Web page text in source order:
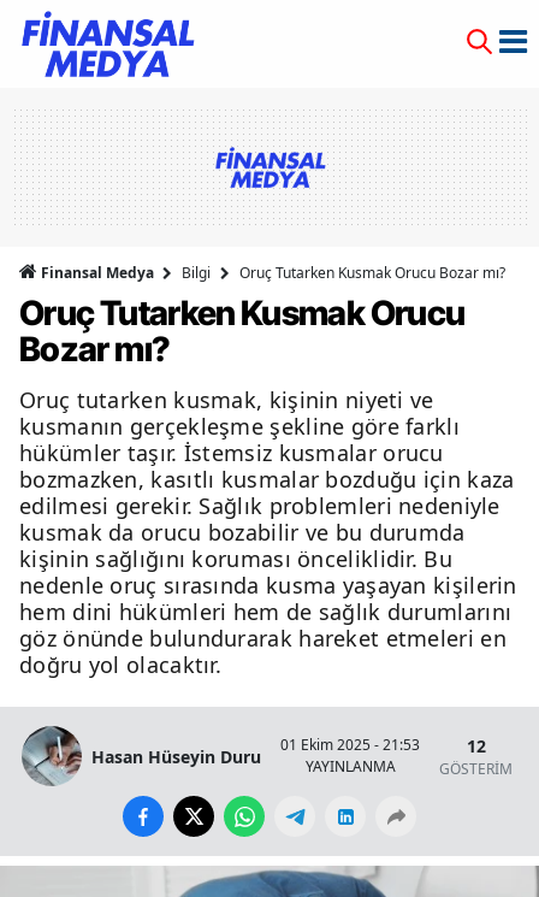
Finansal Medya Bilgi Oruç Tutarken Kusmak Orucu Bozar mı?
Oruç Tutarken Kusmak Orucu
Bozar mı?
Oruç tutarken kusmak, kişinin niyeti ve
kusmanın gerçekleşme şekline göre farklı
hükümler taşır. İstemsiz kusmalar orucu
bozmazken, kasıtlı kusmalar bozduğu için kaza
edilmesi gerekir. Sağlık problemleri nedeniyle
kusmak da orucu bozabilir ve bu durumda
kişinin sağlığını koruması önceliklidir. Bu
nedenle oruç sırasında kusma yaşayan kişilerin
hem dini hükümleri hem de sağlık durumlarını
göz önünde bulundurarak hareket etmeleri en
doğru yol olacaktır.
Hasan Hüseyin Duru
01 Ekim 2025 - 21:53
YAYINLANMA
12
GÖSTERİM